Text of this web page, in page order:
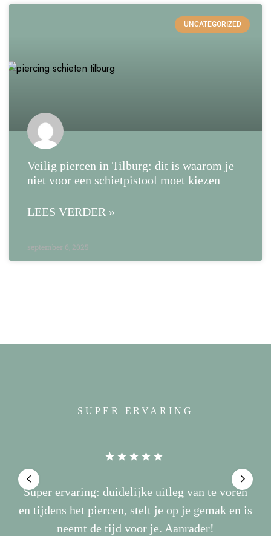
UNCATEGORIZED
Veilig piercen in Tilburg: dit is waarom je
niet voor een schietpistool moet kiezen
LEES VERDER »
september 6, 2025
SUPER ERVARING
Super ervaring: duidelijke uitleg van te voren
en tijdens het piercen, stelt je op je gemak en is
neemt de tijd voor je. Aanrader!